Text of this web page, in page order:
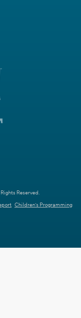
Reserved.
Children's Programming